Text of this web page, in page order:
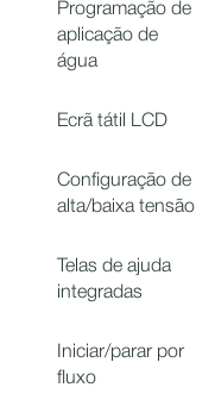
Programação de
aplicação de
água
Ecrã tátil LCD
Configuração de
alta/baixa tensão
Telas de ajuda
integradas
Iniciar/parar por
fluxo